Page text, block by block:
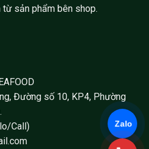
từ sản phẩm bên shop.
Đường số 10, KP4, Phường
Call)
Zalo